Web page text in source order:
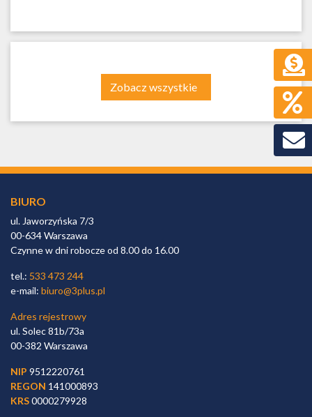
Zobacz wszystkie
BIURO
ul. Jaworzyńska 7/3
00-634 Warszawa
Czynne w dni robocze od 8.00 do 16.00
tel.: 533 473 244
e-mail: biuro@3plus.pl
Adres rejestrowy
ul. Solec 81b/73a
00-382 Warszawa
NIP 9512220761
REGON 141000893
KRS0000279928